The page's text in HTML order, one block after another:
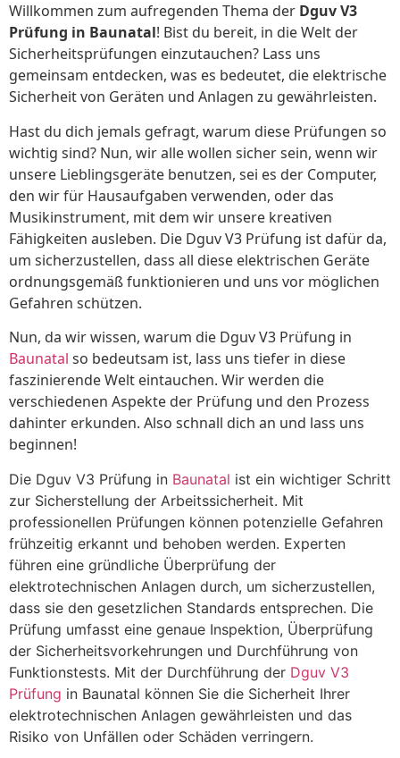
Willkommen zum aufregenden Thema der Dguv V3
Prüfung in Baunatal! Bist du bereit, in die Welt der
Sicherheitsprüfungen einzutauchen? Lass uns
gemeinsam entdecken, was es bedeutet, die elektrische
Sicherheit von Geräten und Anlagen zu gewährleisten.
Hast du dich jemals gefragt, warum diese Prüfungen so
wichtig sind? Nun, wir alle wollen sicher sein, wenn wir
unsere Lieblingsgeräte benutzen, sei es der Computer,
den wir für Hausaufgaben verwenden, oder das
Musikinstrument, mit dem wir unsere kreativen
Fähigkeiten ausleben. Die Dguv V3 Prüfung ist dafür da,
um sicherzustellen, dass all diese elektrischen Geräte
ordnungsgemäß funktionieren und uns vor möglichen
Gefahren schützen.
Nun, da wir wissen, warum die Dguv V3 Prüfung in
Baunatal so bedeutsam ist, lass uns tiefer in diese
faszinierende Welt eintauchen. Wir werden die
verschiedenen Aspekte der Prüfung und den Prozess
dahinter erkunden. Also schnall dich an und lass uns
beginnen!
Die Dguv V3 Prüfung in Baunatal ist ein wichtiger Schritt
zur Sicherstellung der Arbeitssicherheit. Mit
professionellen Prüfungen können potenzielle Gefahren
frühzeitig erkannt und behoben werden. Experten
führen eine gründliche Überprüfung der
elektrotechnischen Anlagen durch, um sicherzustellen,
dass sie den gesetzlichen Standards entsprechen. Die
Prüfung umfasst eine genaue Inspektion, Überprüfung
der Sicherheitsvorkehrungen und Durchführung von
Funktionstests. Mit der Durchführung der Dguv V3
Prüfung in Baunatal können Sie die Sicherheit Ihrer
elektrotechnischen Anlagen gewährleisten und das
Risiko von Unfällen oder Schäden verringern.